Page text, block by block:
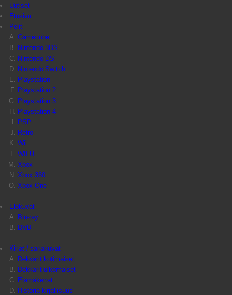
Uutiset
Etusivu
Pelit
Gamecube
Nintendo 3DS
Nintendo DS
Nintendo Switch
Playstation
Playstation 2
Playstation 3
Playstation 4
PSP
Retro
Wii
WII U
Xbox
Xbox 360
Xbox One
Elokuvat
Blu-ray
DVD
Kirjat / sarjakuvat
Dekkarit kotimaiset
Dekkarit ulkomaiset
Elämäkerrat
Historia kirjallisuus